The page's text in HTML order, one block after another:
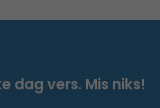
dag vers. Mis niks!